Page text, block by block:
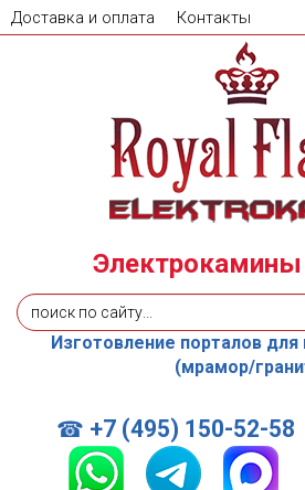
Доставка и оплата Контакты
☎ +7 (495) 150-52-58
Электрокамины
Изготовление порталов для
(мрамор/